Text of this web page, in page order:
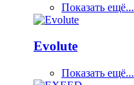
Показать ещё...
Evolute
Показать ещё...